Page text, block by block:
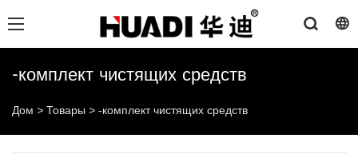
-комплект чистящих средств
Дом > Товары > -комплект чистящих средств